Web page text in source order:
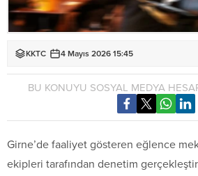
KKTC 4 Mayıs 2026 15:45
BU KONUYU SOSYAL MEDYA
Girne’de faaliyet gösteren eğlence
ekipleri tarafından denetim